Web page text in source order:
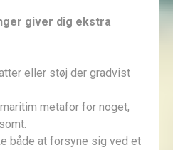
giver dig ekstra
eller støj der gradvist
metafor for noget,
både at forsyne sig ved et